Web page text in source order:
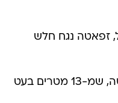
זפאטה נגח חלש
דקה 63: ימפולסקי מסר למנשה, שמ-13 מטרים בעט